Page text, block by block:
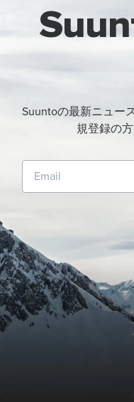
Suuntoの最新ニュー
規登録の